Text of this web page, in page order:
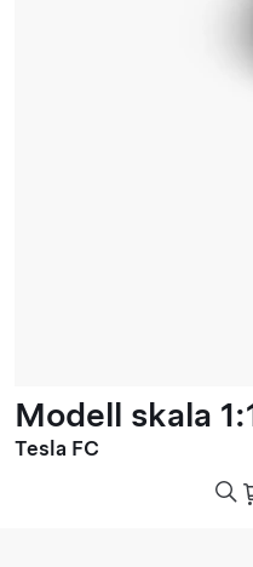
Modell skala
Tesla FC